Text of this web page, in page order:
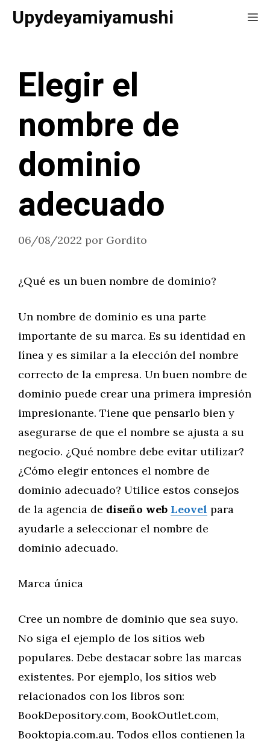
SaltarUpydeyamiyamushi
Elegir el
nombre de
dominio
adecuado
06/08/2022 por Gordito
¿Qué es un buen nombre de dominio?
Un nombre de dominio es una parte
importante de su marca. Es su identidad en
línea y es similar a la elección del nombre
correcto de la empresa. Un buen nombre de
dominio puede crear una primera impresión
impresionante. Tiene que pensarlo bien y
asegurarse de que el nombre se ajusta a su
negocio. ¿Qué nombre debe evitar utilizar?
¿Cómo elegir entonces el nombre de
dominio adecuado? Utilice estos consejos
de la agencia de diseño web Leovel para
ayudarle a seleccionar el nombre de
dominio adecuado.
Marca única
Cree un nombre de dominio que sea suyo.
No siga el ejemplo de los sitios web
populares. Debe destacar sobre las marcas
existentes. Por ejemplo, los sitios web
relacionados con los libros son:
BookDepository.com, BookOutlet.com,
Booktopia.com.au. Todos ellos contienen la